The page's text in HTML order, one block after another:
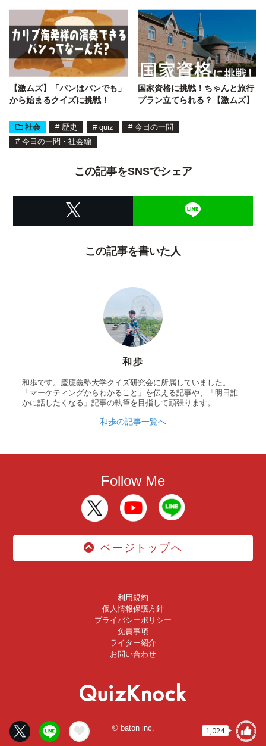
1,024
【激ムズ】「パンはパンでも」
から始まるクイズに挑戦！
国家資格に挑戦！ちゃんと旅行
プラン立てられる？【激ムズ】
社会 # 歴史 # quiz # 今日の一問
# 今日の一問・社会編
この記事をSNSでシェア
この記事を書いた人
和歩
和歩です。慶應義塾大学クイズ研究会に所属していました。
「マーケティングからわかること」を伝える記事や、「明日誰
かに話したくなる」記事の執筆を目指して頑張ります。
和歩の記事一覧へ
Follow Me
ページトップへ
利用規約
個人情報保護方針
プライバシーポリシー
免責事項
ライター紹介
お問い合わせ
© baton inc.